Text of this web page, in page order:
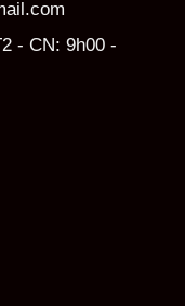
- CN: 9h00 -